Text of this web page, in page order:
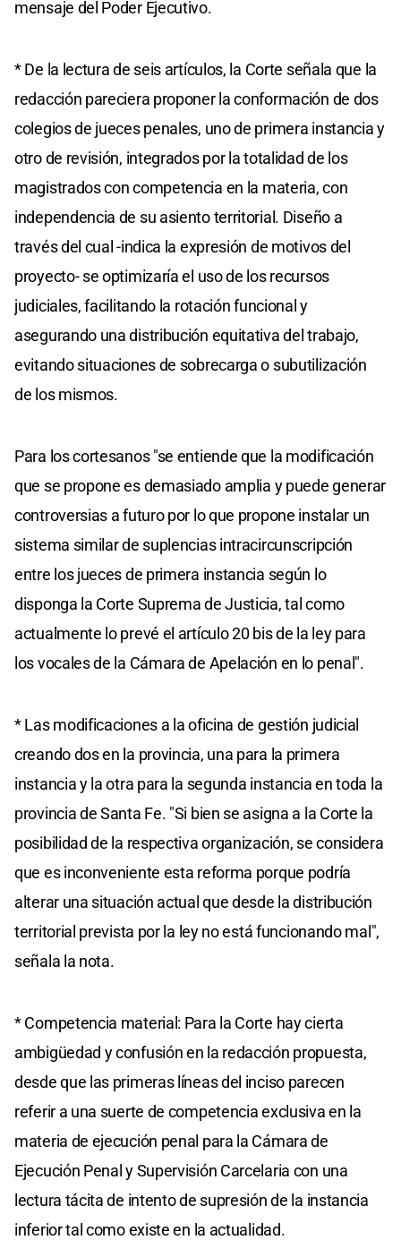
mensaje del Poder Ejecutivo.
* De la lectura de seis artículos, la Corte señala que la
redacción pareciera proponer la conformación de dos
colegios de jueces penales, uno de primera instancia y
otro de revisión, integrados por la totalidad de los
magistrados con competencia en la materia, con
independencia de su asiento territorial. Diseño a
través del cual -indica la expresión de motivos del
proyecto- se optimizaría el uso de los recursos
judiciales, facilitando la rotación funcional y
asegurando una distribución equitativa del trabajo,
evitando situaciones de sobrecarga о subutilización
de los mismos.
Para los cortesanos "se entiende que la modificación
que se propone es demasiado amplia y puede generar
controversias a futuro por lo que propone instalar un
sistema similar de suplencias intracircunscripción
entre los jueces de primera instancia según lo
disponga la Corte Suprema de Justicia, tal como
actualmente lo prevé el artículo 20 bis de la ley para
los vocales de la Cámara de Apelación en lo penal".
* Las modificaciones a la oficina de gestión judicial
creando dos en la provincia, una para la primera
instancia y la otra para la segunda instancia en toda la
provincia de Santa Fe. "Si bien se asigna a la Corte la
posibilidad de la respectiva organización, se considera
que es inconveniente esta reforma porque podría
alterar una situación actual que desde la distribución
territorial prevista por la ley no está funcionando mal",
señala la nota.
* Competencia material: Para la Corte hay cierta
ambigüedad y confusión en la redacción propuesta,
desde que las primeras líneas del inciso parecen
referir a una suerte de competencia exclusiva en la
materia de ejecución penal para la Cámara de
Ejecución Penal y Supervisión Carcelaria con una
lectura tácita de intento de supresión de la instancia
inferior tal como existe en la actualidad.